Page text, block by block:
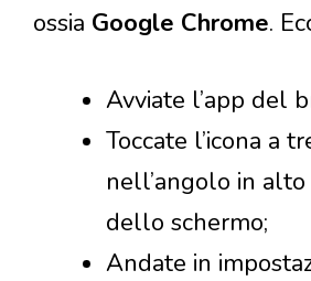
ossia Google Chrome.
Avviate l’app del
Toccate l’icona a
nell’angolo in
dello schermo;
Andate in